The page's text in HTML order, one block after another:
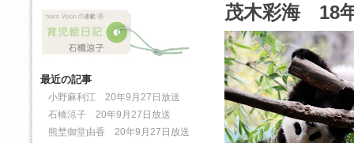
茂木彩海 18
最近の記事
小野麻利江 20年9月27日放送
石橋涼子 20年9月27日放送
熊埜御堂由香 20年9月27日放送